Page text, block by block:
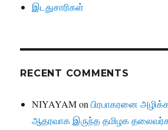
இடதுசாரிகள்
RECENT COMMENTS
NIYAYAMonபிரபாகரனை
ஆதரவாக இருந்த தமிழக